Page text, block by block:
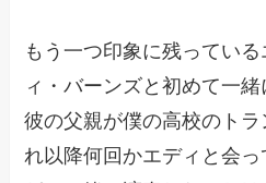
もう一つ印象に残ってい
ィ・バーンズと初めて一緒
彼の父親が僕の高校のト
れ以降何回かエディと会